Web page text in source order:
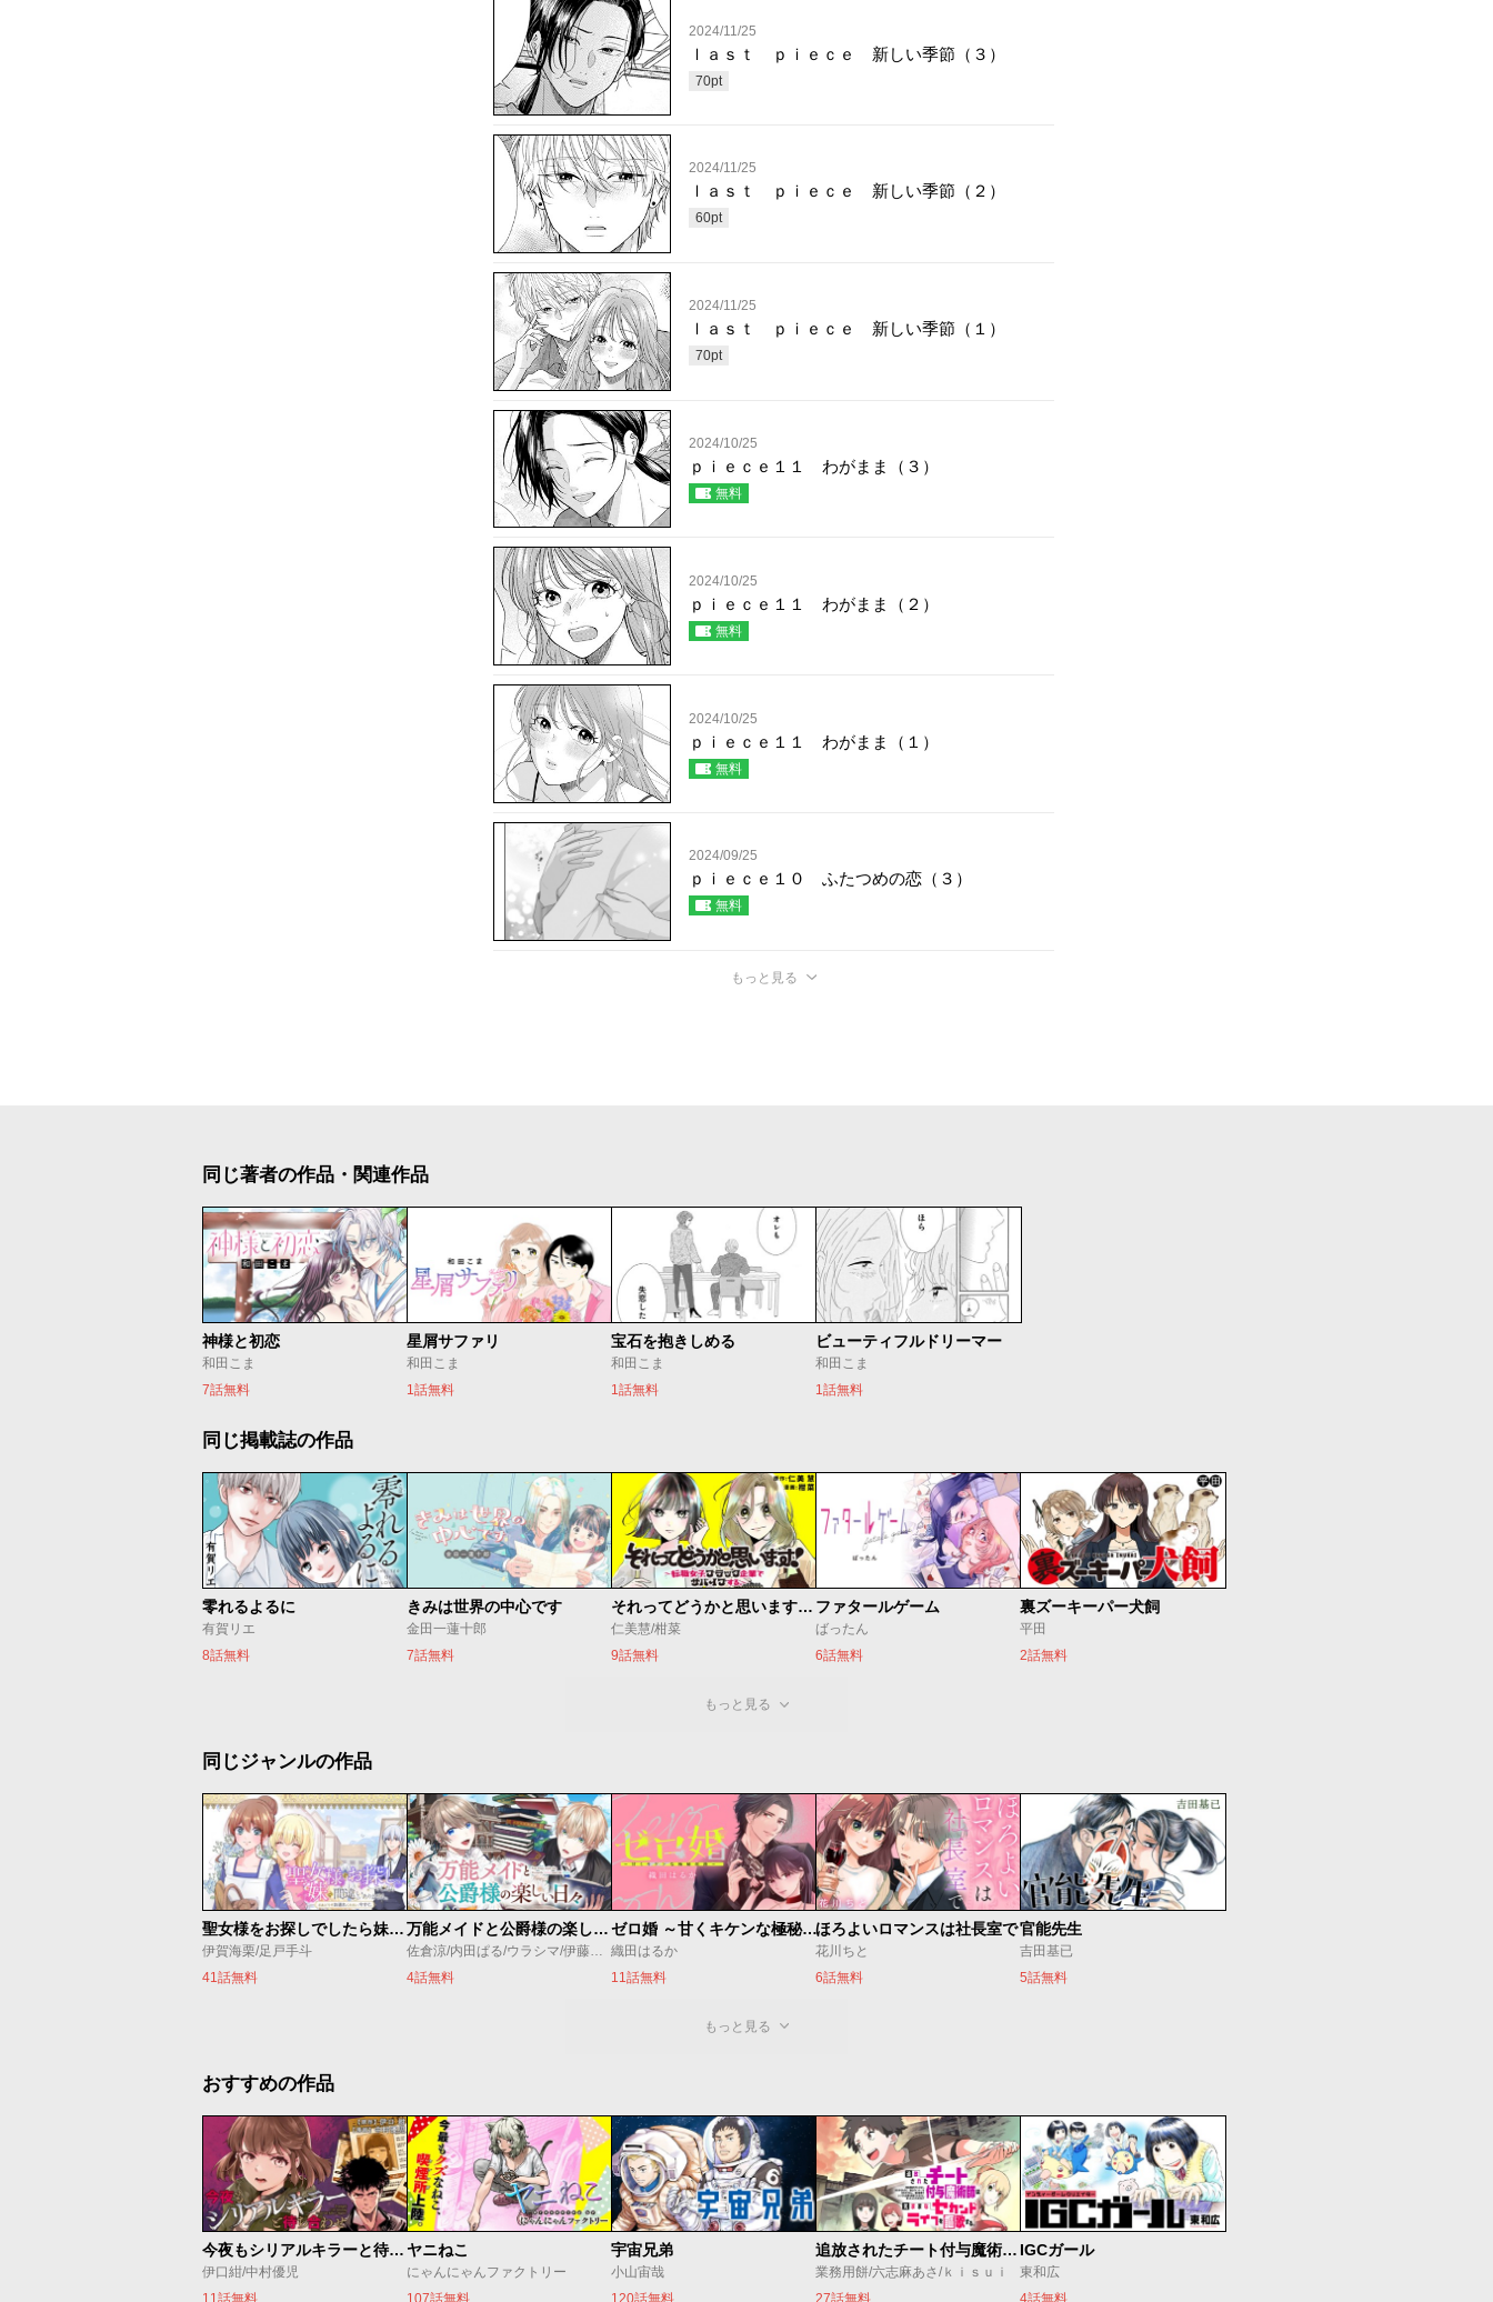
2024/11/25
ｌａｓｔ ｐｉｅｃｅ 新しい季節（３）
70pt
2024/11/25
ｌａｓｔ ｐｉｅｃｅ 新しい季節（２）
60pt
2024/11/25
ｌａｓｔ ｐｉｅｃｅ 新しい季節（１）
70pt
2024/10/25
ｐｉｅｃｅ１１ わがまま（３）
無料
2024/10/25
ｐｉｅｃｅ１１ わがまま（２）
無料
2024/10/25
ｐｉｅｃｅ１１ わがまま（１）
無料
2024/09/25
ｐｉｅｃｅ１０ ふたつめの恋（３）
無料
もっと見る
同じ著者の作品・関連作品
神様と初恋
和田こま
7話無料
星屑サファリ
和田こま
1話無料
宝石を抱きしめる
和田こま
1話無料
ビューティフルドリーマー
和田こま
1話無料
同じ掲載誌の作品
零れるよるに
有賀リエ
8話無料
きみは世界の中心です
金田一蓮十郎
7話無料
それってどうかと思います！～転職女子、ブラック企業でサバイブする。～
仁美慧/柑菜
9話無料
ファタールゲーム
ばったん
6話無料
裏ズーキーパー犬飼
平田
2話無料
もっと見る
同じジャンルの作品
聖女様をお探しでしたら妹で間違いありません。さあどうぞお連れください、今すぐ。
伊賀海栗/足戸手斗
41話無料
万能メイドと公爵様の楽しい日々
4話無料
ゼロ婚 ～甘くキケンな極秘任務～
織田はるか
11話無料
ほろよいロマンスは社長室で
花川ちと
6話無料
官能先生
吉田基已
5話無料
もっと見る
おすすめの作品
今夜もシリアルキラーと待ち合わせ
伊口紺/中村優児
11話無料
ヤニねこ
にゃんにゃんファクトリー
107話無料
宇宙兄弟
小山宙哉
120話無料
追放されたチート付与魔術師は気ままなセカンドライフを謳歌する。 ～俺は武器だけじゃなく、あらゆるものに『強化ポイント』を付与できるし、俺の意思でいつでも効果を解除できるけど、残った人たち大丈夫？～
業務用餅/六志麻あさ/ｋｉｓｕｉ
27話無料
IGCガール
東和広
4話無料